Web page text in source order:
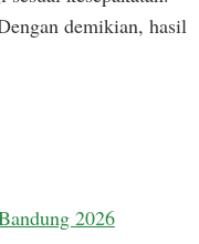
demikian, hasil
2026